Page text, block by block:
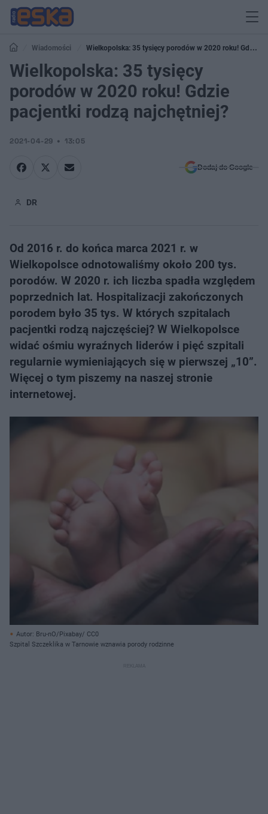
Wiadomości
Wielkopolska: 35 tysięcy porodów w 2020 roku! Gdzie
pacjentki rodzą najchętniej?
Wielkopolska: 35 tysięcy
porodów w 2020 roku! Gdzie
pacjentki rodzą najchętniej?
2021-04-29 13:05
Dodaj do Google
DR
Od 2016 r. do końca marca 2021 r. w
Wielkopolsce odnotowaliśmy około 200 tys.
porodów. W 2020 r. ich liczba spadła względem
poprzednich lat. Hospitalizacji zakończonych
porodem było 35 tys. W których szpitalach
pacjentki rodzą najczęściej? W Wielkopolsce
widać ośmiu wyraźnych liderów i pięć szpitali
regularnie wymieniających się w pierwszej „10”.
Więcej o tym piszemy na naszej stronie
internetowej.
Autor: Bru-nO/Pixabay/ CC0
Szpital Szczeklika w Tarnowie wznawia porody rodzinne